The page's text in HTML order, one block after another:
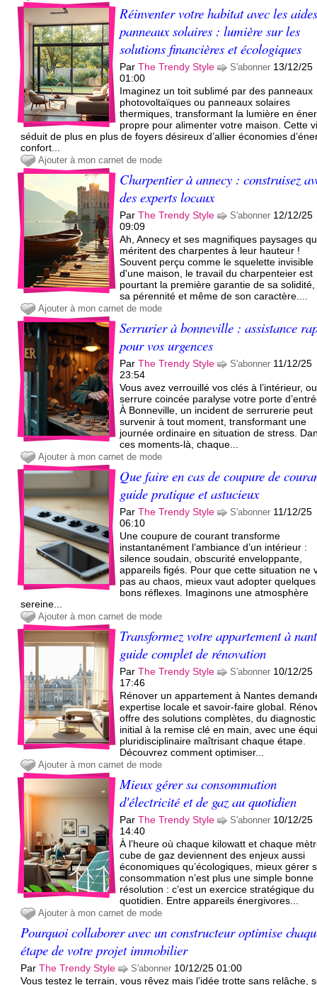
Réinventer votre habitat avec les
panneaux solaires : lumière sur les
solutions financières et écologiques
ParThe Trendy Style S'abonner 13/12/25
01:00
Imaginez un toit sublimé par des panneaux
photovoltaïques ou panneaux solaires
thermiques, transformant la lumière en
propre pour alimenter votre maison. Cette
séduit de plus en plus de foyers désireux d’allier économies
confort...
Ajouter à mon carnet de mode
Charpentier à annecy : construisez
des experts locaux
ParThe Trendy Style S'abonner 12/12/25
09:09
Ah, Annecy et ses magnifiques paysages
méritent des charpentes à leur hauteur !
Souvent perçu comme le squelette invisible
d'une maison, le travail du charpenteier est
pourtant la première garantie de sa
sa pérennité et même de son caractère....
Ajouter à mon carnet de mode
Serrurier à bonneville : assistance
pour vos urgences
ParThe Trendy Style S'abonner 11/12/25
23:54
Vous avez verrouillé vos clés à l’intérieur,
serrure coincée paralyse votre porte
À Bonneville, un incident de serrurerie peut
survenir à tout moment, transformant une
journée ordinaire en situation de stress.
ces moments-là, chaque...
Ajouter à mon carnet de mode
Que faire en cas de coupure de
guide pratique et astucieux
ParThe Trendy Style S'abonner 11/12/25
06:10
Une coupure de courant transforme
instantanément l’ambiance d’un intérieur :
silence soudain, obscurité enveloppante,
appareils figés. Pour que cette situation ne
pas au chaos, mieux vaut adopter quelques
bons réflexes. Imaginons une atmosphère
sereine...
Ajouter à mon carnet de mode
Transformez votre appartement à
guide complet de rénovation
ParThe Trendy Style S'abonner 10/12/25
17:46
Rénover un appartement à Nantes
expertise locale et savoir-faire global.
offre des solutions complètes, du diagnostic
initial à la remise clé en main, avec une
pluridisciplinaire maîtrisant chaque étape.
Découvrez comment optimiser...
Ajouter à mon carnet de mode
Mieux gérer sa consommation
d'électricité et de gaz au quotidien
ParThe Trendy Style S'abonner 10/12/25
14:40
À l’heure où chaque kilowatt et chaque
cube de gaz deviennent des enjeux aussi
économiques qu’écologiques, mieux gérer
consommation n’est plus une simple bonne
résolution : c’est un exercice stratégique du
quotidien. Entre appareils énergivores...
Ajouter à mon carnet de mode
Pourquoi collaborer avec un constructeur optimise
étape de votre projet immobilier
ParThe Trendy Style S'abonner 10/12/25 01:00
Vous testez le terrain, vous rêvez mais l’idée trotte sans relâche,